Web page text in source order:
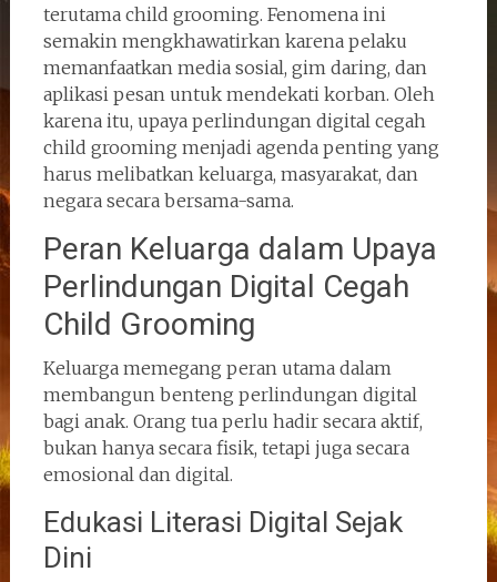
terutama child grooming. Fenomena ini
semakin mengkhawatirkan karena pelaku
memanfaatkan media sosial, gim daring, dan
aplikasi pesan untuk mendekati korban. Oleh
karena itu, upaya perlindungan digital cegah
child grooming menjadi agenda penting yang
harus melibatkan keluarga, masyarakat, dan
negara secara bersama-sama.
Peran Keluarga dalam Upaya
Perlindungan Digital Cegah
Child Grooming
Keluarga memegang peran utama dalam
membangun benteng perlindungan digital
bagi anak. Orang tua perlu hadir secara aktif,
bukan hanya secara fisik, tetapi juga secara
emosional dan digital.
Edukasi Literasi Digital Sejak
Dini